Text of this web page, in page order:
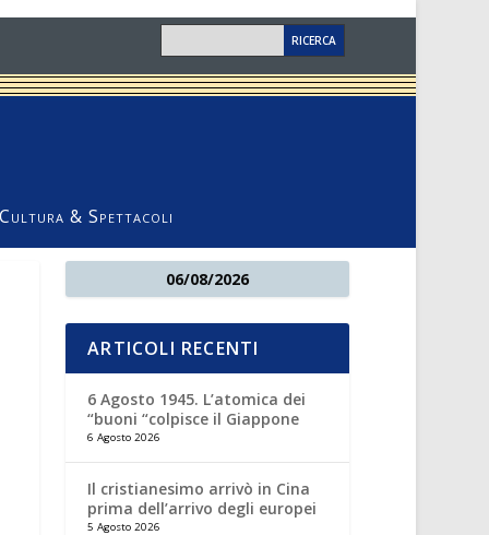
Cultura & Spettacoli
06/08/2026
ARTICOLI RECENTI
6 Agosto 1945. L’atomica dei
“buoni “colpisce il Giappone
6 Agosto 2026
Il cristianesimo arrivò in Cina
prima dell’arrivo degli europei
5 Agosto 2026